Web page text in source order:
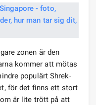
zonen är den
kommer att mötas
populärt Shrek-
för det finns ett stort
är lite trött på att